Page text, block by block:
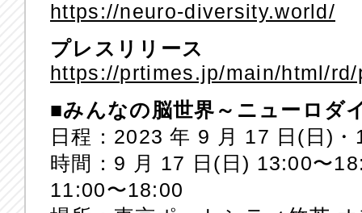
https://neuro-diversity.world/
プレスリリース
https://prtimes.jp/main/html/
■みんなの脳世界～ニューロダ
日程：2023 年 9 月 17 日(日)
時間：9 月 17 日(日) 13:00〜
11:00〜18:00